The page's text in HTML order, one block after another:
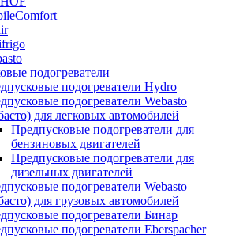
подогреватели
подогреватели Hydro
подогреватели Webasto
для легковых автомобилей
Предпусковые подогреватели для
бензиновых двигателей
Предпусковые подогреватели для
дизельных двигателей
подогреватели Webasto
для грузовых автомобилей
подогреватели Бинар
подогреватели Eberspacher